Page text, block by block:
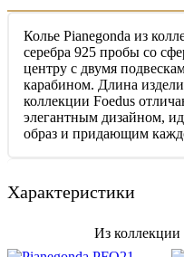
Колье Pianegonda из
серебра 925 пробы со
центру с двумя
карабином. Длина
коллекции Foedus
элегантным дизайном,
образ и придающим
Характеристики
Из коллекции